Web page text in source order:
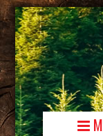
Skip
to
content